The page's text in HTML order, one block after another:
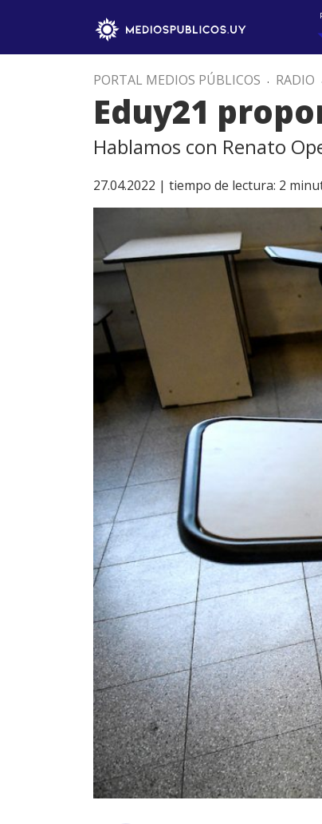
PORTAL MEDIOS PÚBLICOS . RADIO
Eduy21
Hablamos con Renato
27.04.2022 | tiempo de lectura: 2